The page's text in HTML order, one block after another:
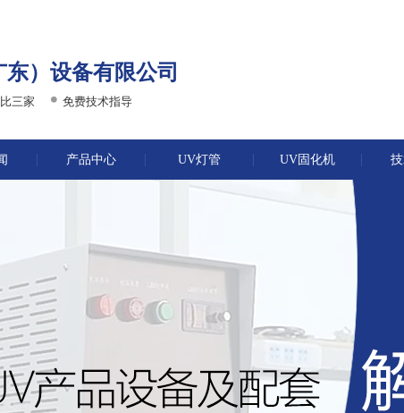
）设备有限公司
三家 免费技术指导
产品中心 UV灯管 UV固化机